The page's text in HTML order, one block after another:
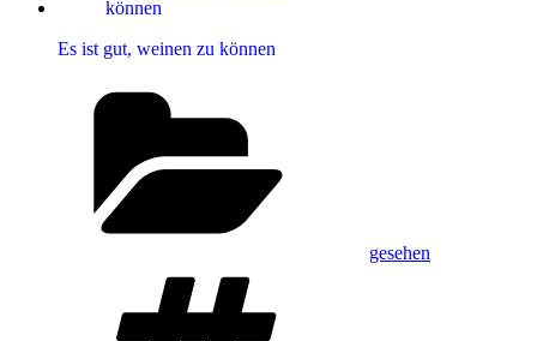
Es ist gut, weinen zu können
gesehen